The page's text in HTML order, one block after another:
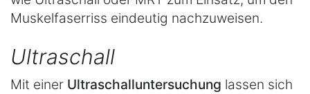
Muskelfaserriss eindeutig nachzuweisen.
Ultraschall
Mit einer Ultraschalluntersuchung lassen sich